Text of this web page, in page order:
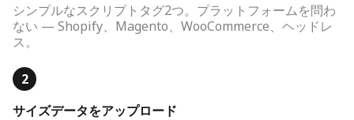
シンプルなスクリプトタグ2つ。プラットフォームを問わ
ない — Shopify、Magento、WooCommerce、ヘッドレ
ス。
2
サイズデータをアップロード